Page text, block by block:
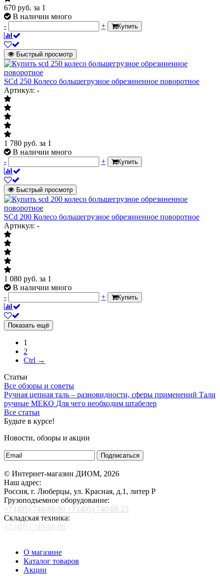
670 руб. за 1
В наличии много
-
+ Купить
Быстрый просмотр
SCd 250 Колесо большегрузное обрезиненное поворотное
Артикул: -
1 780 руб. за 1
В наличии много
-
+ Купить
Быстрый просмотр
SCd 200 Колесо большегрузное обрезиненное поворотное
Артикул: -
1 080 руб. за 1
В наличии много
-
+ Купить
Показать ещё
1
2
Ctrl →
Статьи
Все обзоры и советы
Ручная цепная таль – разновидности, сферы применений Тали
ручные МЕКО Для чего необходим штабелер
Все статьи
Будьте в курсе!
Новости, обзоры и акции
Подписаться
© Интернет-магазин ДИОМ, 2026
Наш адрес:
Россия, г. Люберцы, ул. Красная, д.1, литер Р
Грузоподъемное оборудование:
+7 (495) 740-88-96 +7 (495) 740-88-23
Складская техника:
+7 (495) 740-88-96
О магазине
Каталог товаров
Акции